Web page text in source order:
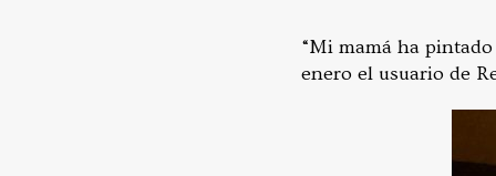
“Mi mamá ha
enero el usuario de